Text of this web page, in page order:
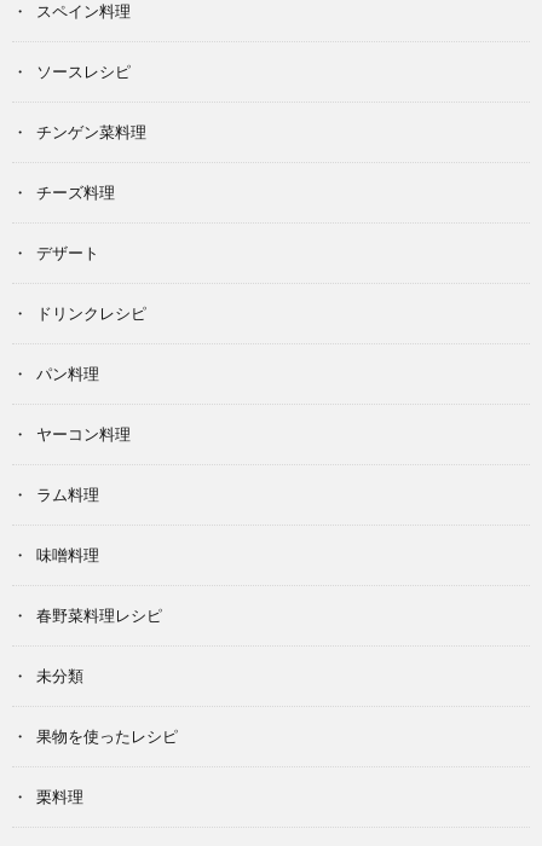
スペイン料理
ソースレシピ
チンゲン菜料理
チーズ料理
デザート
ドリンクレシピ
パン料理
ヤーコン料理
ラム料理
味噌料理
春野菜料理レシピ
未分類
果物を使ったレシピ
栗料理